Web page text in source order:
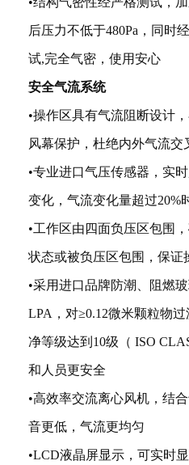
后压力不低于480Pa，同时
试,完全气密，使用安心
安全气流系统
•操作区具有气流阻断设计
风幕保护，杜绝内外气流交
•专业进口气压传感器，实
变化，气流变化量超过20%
•工作区由四面负压区包围
状态或被负压区包围，保证
•采用进口品牌防潮、阻燃
LPA，对≥0.12微米颗粒物过
净等级达到10级（ ISO
和人员更安全
•高效率交流离心风机，结
音更低，气流更均匀
•LCD液晶屏显示，可实时